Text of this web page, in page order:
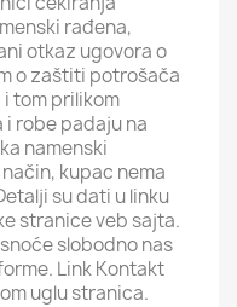
rađena,
otkaz ugovora o
o zaštiti potrošača
i tom prilikom
robe padaju na
namenski
kupac nema
su dati u linku
stranice veb sajta.
slobodno nas
Link Kontakt
uglu stranica.